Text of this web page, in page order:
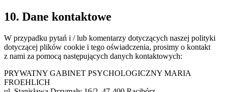
10. Dane kontaktowe
W przypadku pytań i / lub komentarzy dotyczących naszej polityki
dotyczącej plików cookie i tego oświadczenia, prosimy o kontakt
z nami za pomocą następujących danych kontaktowych:
PRYWATNY GABINET PSYCHOLOGICZNY MARIA
FROEHLICH